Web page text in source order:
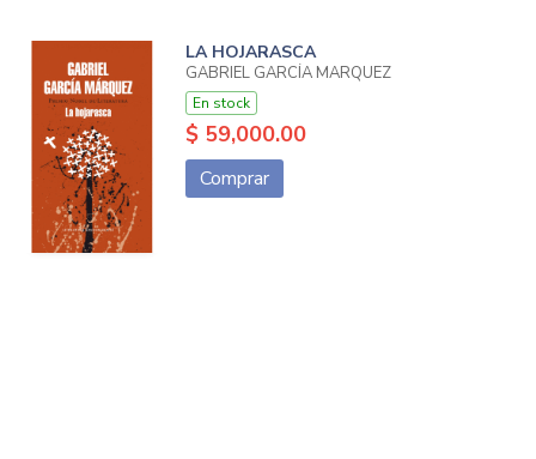
LA HOJARASCA
GABRIEL GARCÍA MARQUEZ
En stock
$ 59,000.00
Comprar